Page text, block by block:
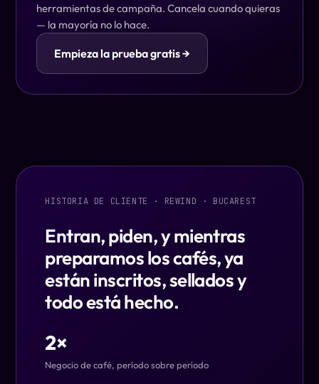
herramientas de campaña. Cancela cuando quieras
— la mayoría no lo hace.
Empieza la prueba gratis →
HISTORIA DE CLIENTE · REWIND · BUCAREST
Entran, piden, y mientras
preparamos los cafés, ya
están inscritos, sellados y
todo está hecho.
2×
Negocio de café, período sobre período